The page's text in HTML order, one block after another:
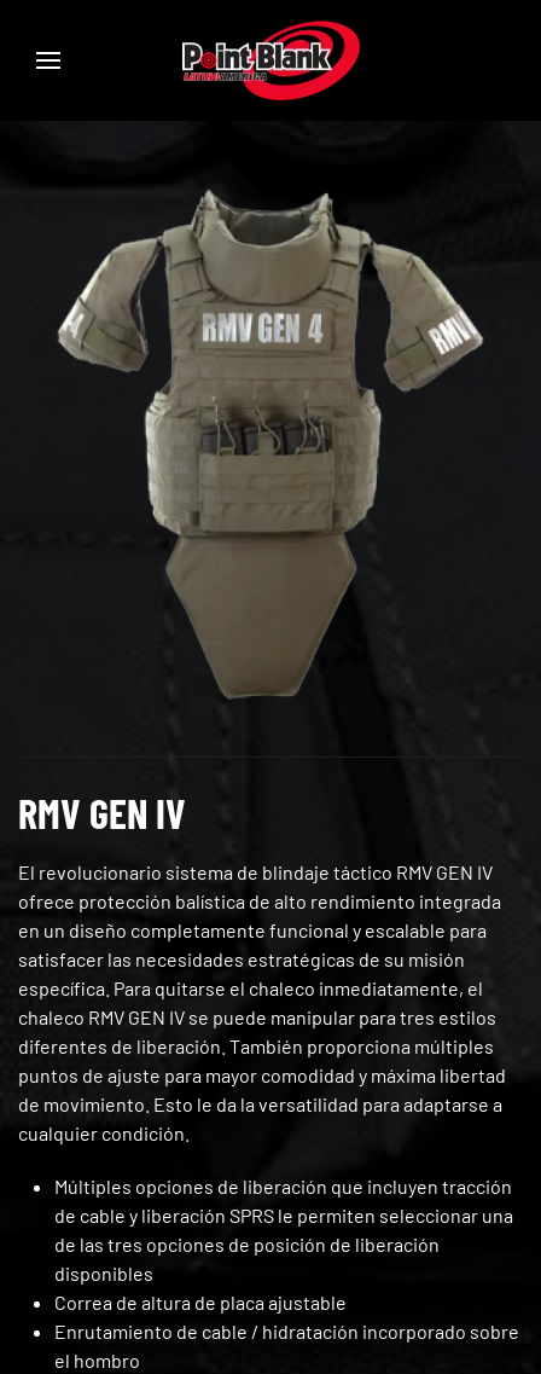
RMV GEN IV
El revolucionario sistema de blindaje táctico RMV GEN IV
ofrece protección balística de alto rendimiento integrada
en un diseño completamente funcional y escalable para
satisfacer las necesidades estratégicas de su misión
específica. Para quitarse el chaleco inmediatamente, el
chaleco RMV GEN IV se puede manipular para tres estilos
diferentes de liberación. También proporciona múltiples
puntos de ajuste para mayor comodidad y máxima libertad
de movimiento. Esto le da la versatilidad para adaptarse a
cualquier condición.
Múltiples opciones de liberación que incluyen tracción
de cable y liberación SPRS le permiten seleccionar una
de las tres opciones de posición de liberación
disponibles
Correa de altura de placa ajustable
Enrutamiento de cable / hidratación incorporado sobre
el hombro